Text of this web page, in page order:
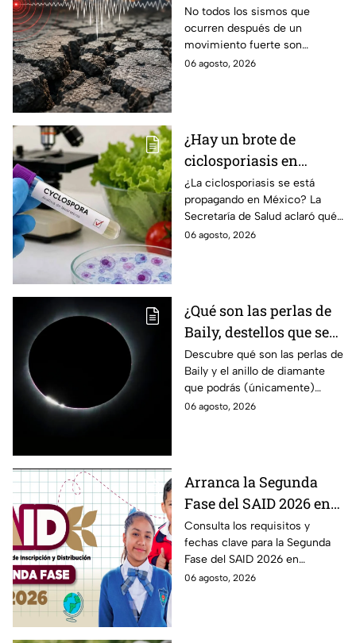
diferencias entre
enjambre sísmico y
réplicas
No todos los sismos que
ocurren después de un
movimiento fuerte son
réplicas. Científicos explican
06 agosto, 2026
¿Hay un brote de
ciclosporiasis en
México? Salud rompe
el silencio tras 33 casos
detectados
¿La ciclosporiasis se está
propagando en México? La
Secretaría de Salud aclaró qué
ocurre tras la detección de 33
06 agosto, 2026
¿Qué son las perlas de
Baily, destellos que se
podrán ver
ÚNICAMENTE durante
el eclipse solar 2026 del
12 de agosto?
Descubre qué son las perlas de
Baily y el anillo de diamante
que podrás (únicamente)
observar durante el eclipse
06 agosto, 2026
Arranca la Segunda
Fase del SAID 2026 en
Edomex para grados
intermedios: Fechas
clave y requisitos para
cambios de escuela
Consulta los requisitos y
fechas clave para la Segunda
Fase del SAID 2026 en
Edomex y asegura el traslado
06 agosto, 2026